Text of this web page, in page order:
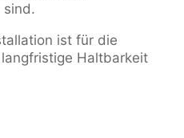
sind.
ist für die
Haltbarkeit